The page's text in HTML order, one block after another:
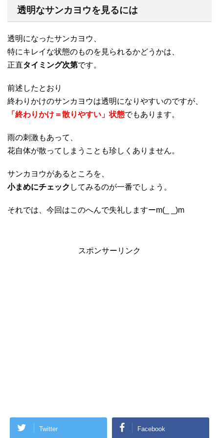
透明なサンカヨウを見るには
透明になったサンカヨウ、
特にキレイな状態のものを見られるかどうかは、
正直タイミング次第です。
前述したとおり
終わりかけのサンカヨウは透明になりやすいのですが、
「終わりかけ＝散りやすい」状態でもあります。
雨の刺激もあって、
花自体が散ってしまうことも珍しくありません。
サンカヨウがあるところを、
小まめにチェック してみるのが一番でしょう。
それでは、今回はこのへんで失礼しますーm(_ _)m
スポンサーリンク
Twitter Facebook